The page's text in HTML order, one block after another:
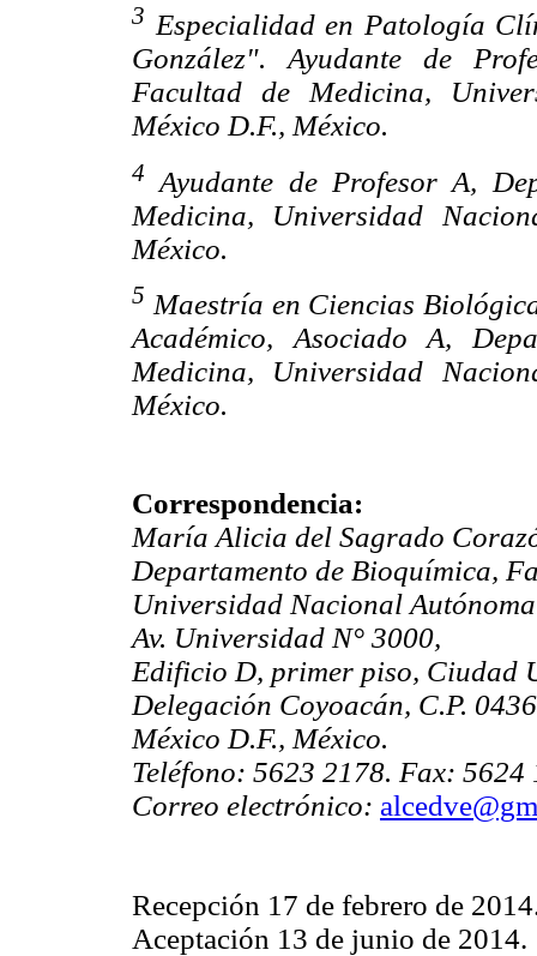
3 Especialidad en Patología
González". Ayudante de
Facultad de Medicina,
México D.F., México.
4 Ayudante de Profesor A,
Medicina, Universidad
México.
5 Maestría en Ciencias
Académico, Asociado A,
Medicina, Universidad
México.
Correspondencia:
María Alicia del Sagrado
Departamento de Bioquímica,
Universidad Nacional
Av. Universidad N° 3000,
Edificio D, primer piso, Ciudad
Delegación Coyoacán, C.P.
México D.F., México.
Teléfono: 5623 2178. Fax: 5624
Correo electrónico:
Recepción 17 de febrero de
Aceptación 13 de junio de 2014.